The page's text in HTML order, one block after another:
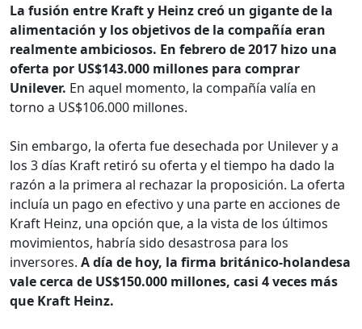
La fusión entre Kraft y Heinz creó un gigante de la
alimentación y los objetivos de la compañía eran
realmente ambiciosos. En febrero de 2017 hizo una
oferta por US$143.000 millones para comprar
Unilever. En aquel momento, la compañía valía en
torno a US$106.000 millones.
Sin embargo, la oferta fue desechada por Unilever y a
los 3 días Kraft retiró su oferta y el tiempo ha dado la
razón a la primera al rechazar la proposición. La oferta
incluía un pago en efectivo y una parte en acciones de
Kraft Heinz, una opción que, a la vista de los últimos
movimientos, habría sido desastrosa para los
inversores. A día de hoy, la firma británico-holandesa
vale cerca de US$150.000 millones, casi 4 veces más
que Kraft Heinz.